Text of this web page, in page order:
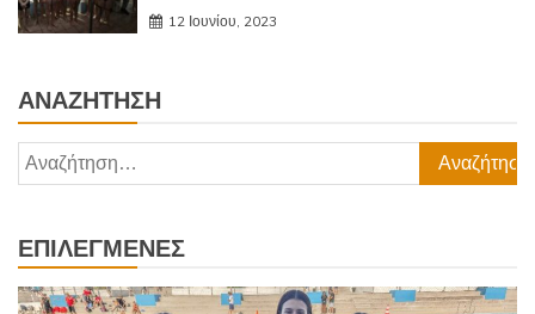
12 Ιουνίου, 2023
ΑΝΑΖΉΤΗΣΗ
Αναζήτηση
για:
ΕΠΙΛΕΓΜΈΝΕΣ